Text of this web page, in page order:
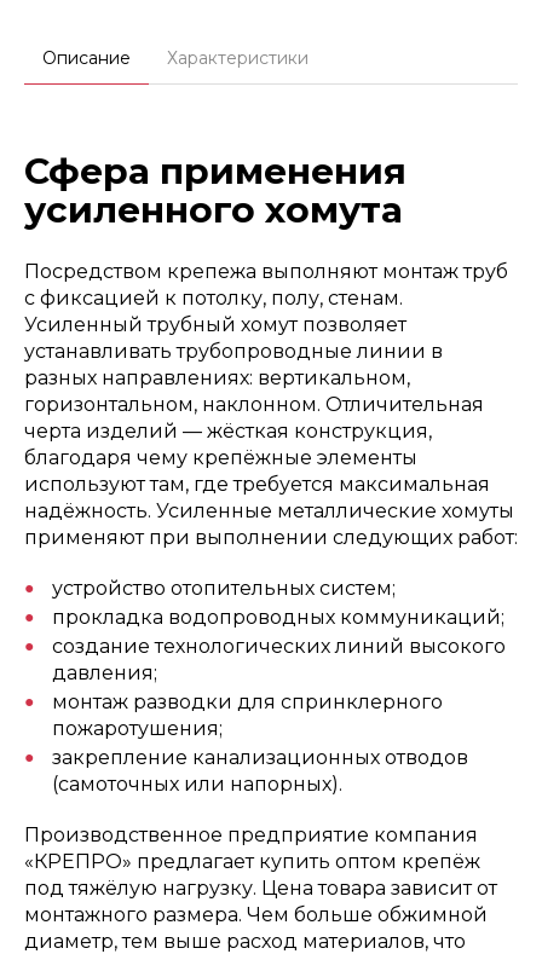
Описание Характеристики
Сфера применения
усиленного хомута
Посредством крепежа выполняют монтаж труб
с фиксацией к потолку, полу, стенам.
Усиленный трубный хомут позволяет
устанавливать трубопроводные линии в
разных направлениях: вертикальном,
горизонтальном, наклонном. Отличительная
черта изделий — жёсткая конструкция,
благодаря чему крепёжные элементы
используют там, где требуется максимальная
надёжность. Усиленные металлические хомуты
применяют при выполнении следующих работ:
устройство отопительных систем;
прокладка водопроводных коммуникаций;
создание технологических линий высокого
давления;
монтаж разводки для спринклерного
пожаротушения;
закрепление канализационных отводов
(самоточных или напорных).
Производственное предприятие компания
«КРЕПРО» предлагает купить оптом крепёж
под тяжёлую нагрузку. Цена товара зависит от
монтажного размера. Чем больше обжимной
диаметр, тем выше расход материалов, что